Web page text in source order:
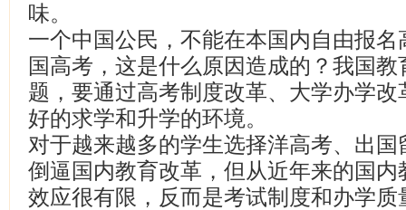
味。
一个中国公民，不能在本国内自由报
国高考，这是什么原因造成的？我国
题，要通过高考制度改革、大学办学
好的求学和升学的环境。
对于越来越多的学生选择洋高考、出
倒逼国内教育改革，但从近年来的国
效应很有限，反而是考试制度和办学